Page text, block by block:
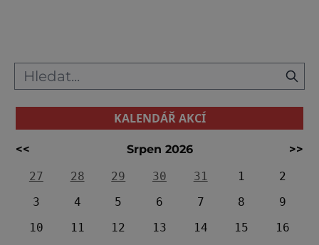
KALENDÁŘ AKCÍ
<< Srpen 2026
>>
27
28 29 30 31 1
2
3
4 5 6 7 8
9
10
11 12 13 14 15
16